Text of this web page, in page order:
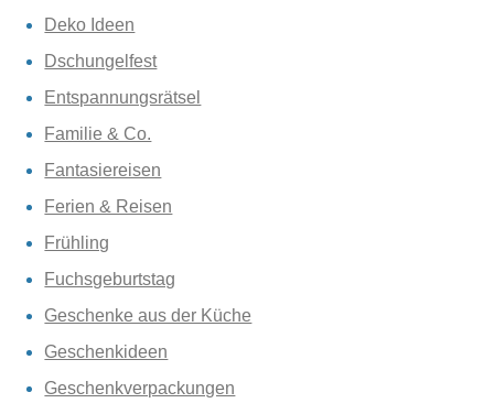
Deko Ideen
Dschungelfest
Entspannungsrätsel
Familie & Co.
Fantasiereisen
Ferien & Reisen
Frühling
Fuchsgeburtstag
Geschenke aus der Küche
Geschenkideen
Geschenkverpackungen